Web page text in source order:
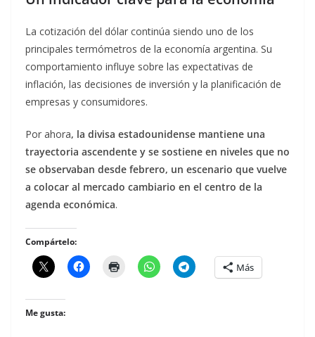
La cotización del dólar continúa siendo uno de los
principales termómetros de la economía argentina. Su
comportamiento influye sobre las expectativas de
inflación, las decisiones de inversión y la planificación de
empresas y consumidores.
Por ahora, la divisa estadounidense mantiene una
trayectoria ascendente y se sostiene en niveles que no
se observaban desde febrero, un escenario que vuelve
a colocar al mercado cambiario en el centro de la
agenda económica.
Compártelo:
Más
Me gusta: